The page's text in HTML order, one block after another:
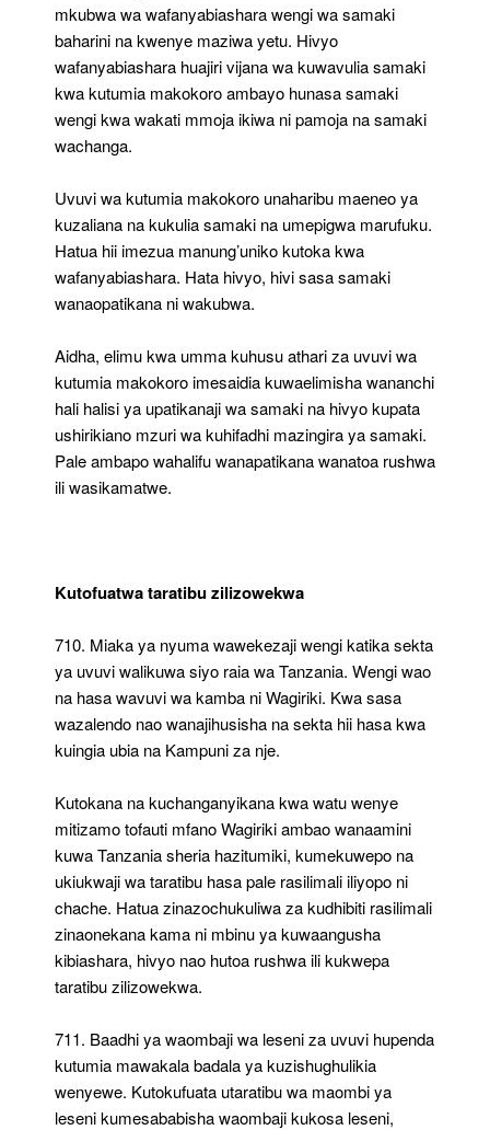
mkubwa wa wafanyabiashara wengi wa samaki
baharini na kwenye maziwa yetu. Hivyo
wafanyabiashara huajiri vijana wa kuwavulia samaki
kwa kutumia makokoro ambayo hunasa samaki
wengi kwa wakati mmoja ikiwa ni pamoja na samaki
wachanga.
Uvuvi wa kutumia makokoro unaharibu maeneo ya
kuzaliana na kukulia samaki na umepigwa marufuku.
Hatua hii imezua manung’uniko kutoka kwa
wafanyabiashara. Hata hivyo, hivi sasa samaki
wanaopatikana ni wakubwa.
Aidha, elimu kwa umma kuhusu athari za uvuvi wa
kutumia makokoro imesaidia kuwaelimisha wananchi
hali halisi ya upatikanaji wa samaki na hivyo kupata
ushirikiano mzuri wa kuhifadhi mazingira ya samaki.
Pale ambapo wahalifu wanapatikana wanatoa rushwa
ili wasikamatwe.
Kutofuatwa taratibu zilizowekwa
710. Miaka ya nyuma wawekezaji wengi katika sekta
ya uvuvi walikuwa siyo raia wa Tanzania. Wengi wao
na hasa wavuvi wa kamba ni Wagiriki. Kwa sasa
wazalendo nao wanajihusisha na sekta hii hasa kwa
kuingia ubia na Kampuni za nje.
Kutokana na kuchanganyikana kwa watu wenye
mitizamo tofauti mfano Wagiriki ambao wanaamini
kuwa Tanzania sheria hazitumiki, kumekuwepo na
ukiukwaji wa taratibu hasa pale rasilimali iliyopo ni
chache. Hatua zinazochukuliwa za kudhibiti rasilimali
zinaonekana kama ni mbinu ya kuwaangusha
kibiashara, hivyo nao hutoa rushwa ili kukwepa
taratibu zilizowekwa.
711. Baadhi ya waombaji wa leseni za uvuvi hupenda
kutumia mawakala badala ya kuzishughulikia
wenyewe. Kutokufuata utaratibu wa maombi ya
leseni kumesababisha waombaji kukosa leseni,